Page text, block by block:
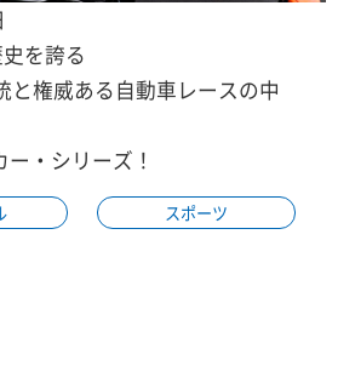
を誇る
と権威ある自動車レースの中
・シリーズ！
スポーツ